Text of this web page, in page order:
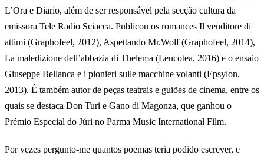
L’Ora e Diario, além de ser responsável pela secção cultura da
emissora Tele Radio Sciacca. Publicou os romances Il venditore di
attimi (Graphofeel, 2012), Aspettando Mr.Wolf (Graphofeel, 2014),
La maledizione dell’abbazia di Thelema (Leucotea, 2016) e o ensaio
Giuseppe Bellanca e i pionieri sulle macchine volanti (Epsylon,
2013). É também autor de peças teatrais e guiões de cinema, entre os
quais se destaca Don Turi e Gano di Magonza, que ganhou o
Prémio Especial do Júri no Parma Music International Film.
Por vezes pergunto-me quantos poemas teria podido escrever, e